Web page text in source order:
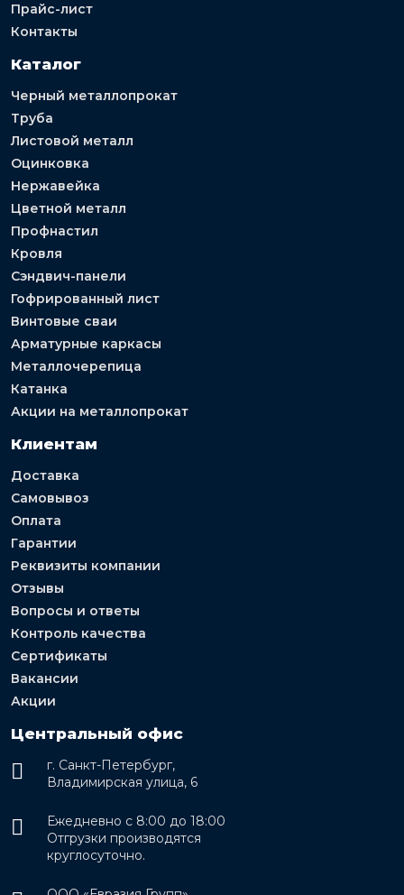
Прайс-лист
Контакты
Каталог
Черный металлопрокат
Труба
Листовой металл
Оцинковка
Нержавейка
Цветной металл
Профнастил
Кровля
Сэндвич-панели
Гофрированный лист
Винтовые сваи
Арматурные каркасы
Металлочерепица
Катанка
Акции на металлопрокат
Клиентам
Доставка
Самовывоз
Оплата
Гарантии
Реквизиты компании
Отзывы
Вопросы и ответы
Контроль качества
Сертификаты
Вакансии
Акции
Центральный офис
г. Санкт-Петербург,
Владимирская улица, 6
Ежедневно с 8:00 до 18:00
Отгрузки производятся
круглосуточно.